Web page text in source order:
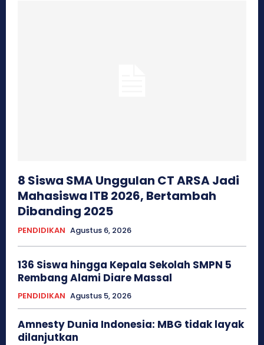
8 Siswa SMA Unggulan CT ARSA Jadi
Mahasiswa ITB 2026, Bertambah
Dibanding 2025
PENDIDIKAN Agustus 6, 2026
136 Siswa hingga Kepala Sekolah SMPN 5
Rembang Alami Diare Massal
PENDIDIKAN Agustus 5, 2026
Amnesty Dunia Indonesia: MBG tidak layak
dilanjutkan